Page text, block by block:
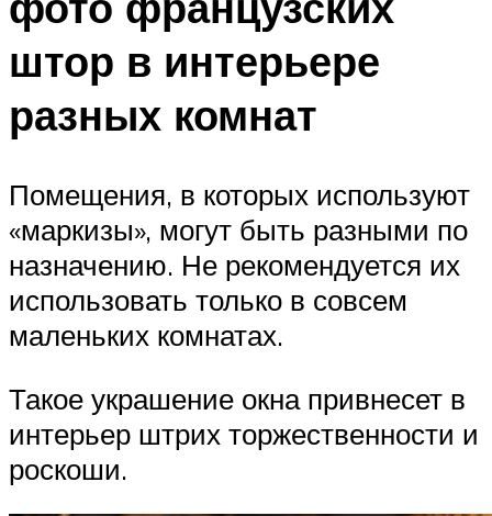
штор в интерьере
разных комнат
Помещения, в которых используют
«маркизы», могут быть разными по
назначению. Не рекомендуется их
использовать только в совсем
маленьких комнатах.
Такое украшение окна привнесет в
интерьер штрих торжественности и
роскоши.